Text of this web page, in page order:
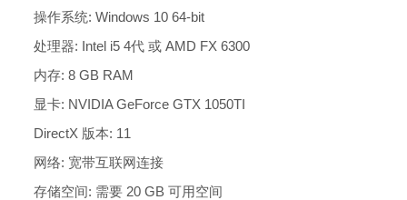
操作系统: Windows 10 64-bit
处理器: Intel i5 4代 或 AMD FX 6300
内存: 8 GB RAM
显卡: NVIDIA GeForce GTX 1050TI
DirectX 版本: 11
网络: 宽带互联网连接
存储空间: 需要 20 GB 可用空间